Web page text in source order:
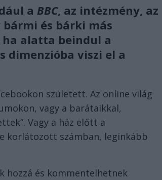
a BBC, az intézmény, az
és bárki más
alatta beindul a
dimenzióba viszi el a
született. Az online világ
vagy a barátaikkal,
Vagy a ház előtt a
korlátozott számban, leginkább
hozzá és kommentelhetnek